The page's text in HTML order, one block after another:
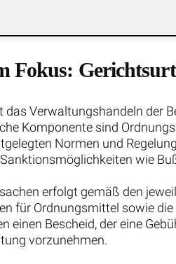
Fokus:
das Verwaltungshandeln der
Komponente sind
Normen und
wie
erfolgt gemäß den
für Ordnungsmittel sowie
einen Bescheid, der eine
vorzunehmen.